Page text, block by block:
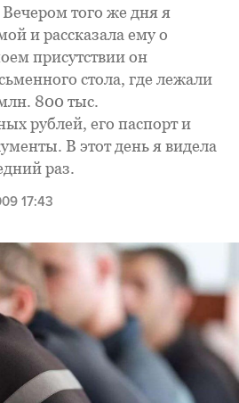
17:43
того же дня я
и рассказала ему о
присутствии он
стола, где лежали
800 тыс.
рублей, его паспорт и
В этот день я видела
раз.